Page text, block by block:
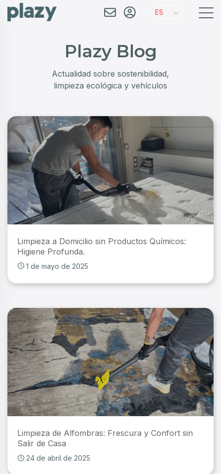
ES
Plazy Blog
Actualidad sobre sostenibilidad,
limpieza ecológica y vehículos
Limpieza a Domicilio sin Productos Químicos:
Higiene Profunda.
1 de mayo de 2025
Limpieza de Alfombras: Frescura y Confort sin
Salir de Casa
24 de abril de 2025